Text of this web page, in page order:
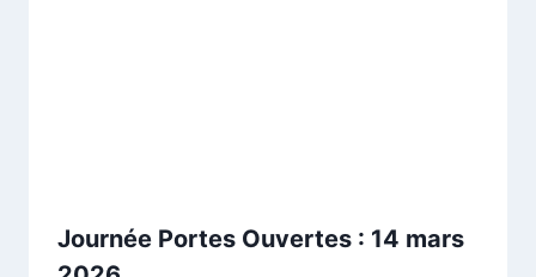
Journée Portes Ouvertes : 14 mars